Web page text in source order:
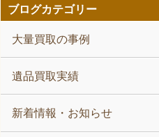
ブログカテゴリー
大量買取の事例
遺品買取実績
新着情報・お知らせ